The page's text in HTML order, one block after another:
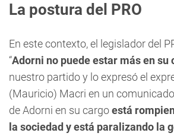
La postura del PRO
En este contexto, el legislador del
“Adorni no puede estar más en su
nuestro partido y lo expresó el
(Mauricio) Macri en un
de Adorni en su cargoestá
la sociedad y está paralizando la